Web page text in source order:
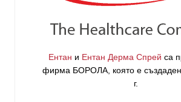
Ентан и Ентан Дерма Спрей са
фирма БОРОЛА , която е
г.